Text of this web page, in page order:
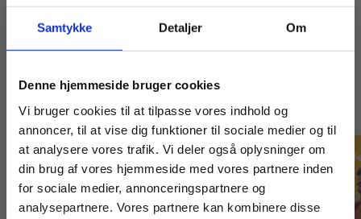
Samtykke Detaljer Om
Denne hjemmeside bruger cookies
Vi bruger cookies til at tilpasse vores indhold og
annoncer, til at vise dig funktioner til sociale medier og til
at analysere vores trafik. Vi deler også oplysninger om
din brug af vores hjemmeside med vores partnere inden
for sociale medier, annonceringspartnere og
analysepartnere. Vores partnere kan kombinere disse
Titler i serien
Forudbestilling
Køb læremidler og find masterclasses mm.
Fortsæt som:
For privatkunder og
studerende. Du får
For institutioner og
virksomheder. Du